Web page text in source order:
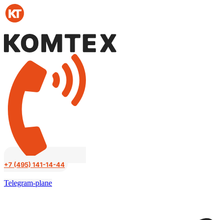
Перейти
к
содержимому
+7 (495) 141-14-44
Telegram-plane